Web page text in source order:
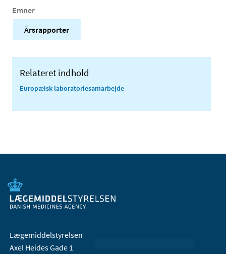
Emner
Årsrapporter
Relateret indhold
Europæisk laboratoriesamarbejde
Lægemiddelstyrelsen
Axel Heides Gade 1